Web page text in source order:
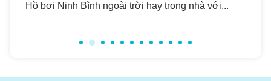
Hồ bơi ở Sóc Trăng luôn thu hút một lượng...